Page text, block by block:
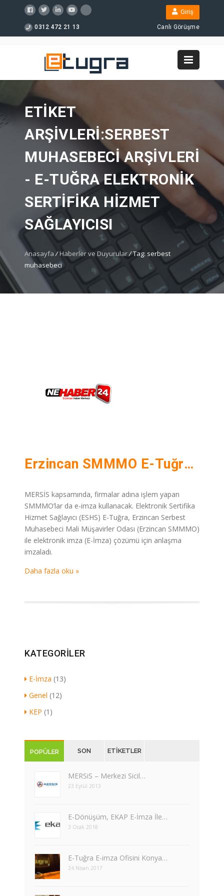
Giriş
0312 472 21 13 Canlı Görüşme
ETIKET
ARŞIVLERI:SERBEST
MUHASEBECI ARŞIVLERI
- E-TUĞRA ELEKTRONIK
SERTIFIKA HIZMET
SAĞLAYICISI
Anasayfa / Haberler ve Duyurular/Tag: serbest
muhasebeci
Erzincan SMMMO E-Tuğra ile E-imza’ya Geçiyor
MERSİS kapsamında, firmalar adına işlem yapan
SMMMO’lar da e-imza kullanacak. Elektronik Sertifika
Hizmet Sağlayıcı (ESHS) E-Tuğra, Erzincan Serbest
Muhasebeci Mali Müşavirler Odası (Erzincan SMMMO)
ile elektronik imza (E-İmza) çözümü için anlaşma
imzaladı.
Daha fazla oku »
KATEGORILER
E-İmza (13)
Genel (12)
KEP (1)
POPÜLER SON
YAZILAR
ETIKETLER
MERSiS – Merkezi Sicil…
23 Eylül 2013
​E-Dönüşüm, EKAP E-İmza İle…
3 Ocak 2018
E-Tuğra E-imza Ofisini Konya…
24 Nisan 2017